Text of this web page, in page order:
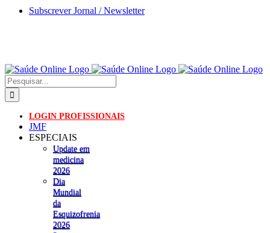
Skip
Subscrever Jornal / Newsletter
Pesquisar
LOGIN PROFISSIONAIS
JMF
ESPECIAIS
Update em
medicina
2026
Dia
Mundial
da
Esquizofrenia
2026